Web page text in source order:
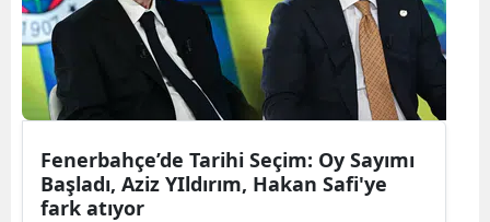
Fenerbahçe’de Tarihi Seçim: Oy Sayımı
Başladı, Aziz YIldırım, Hakan Safi'ye
fark atıyor